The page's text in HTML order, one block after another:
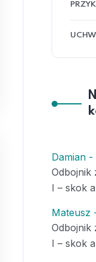
Damian -
Odbojnik
I – skok
Mateusz
Odbojnik
I – skok